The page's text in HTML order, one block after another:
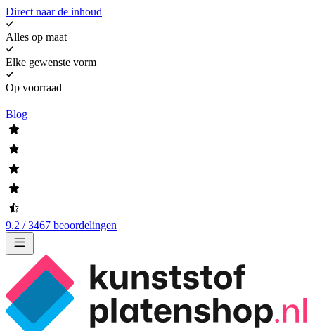
Direct naar de inhoud
Alles op maat
Elke gewenste vorm
Op voorraad
Blog
9.2 / 3467 beoordelingen